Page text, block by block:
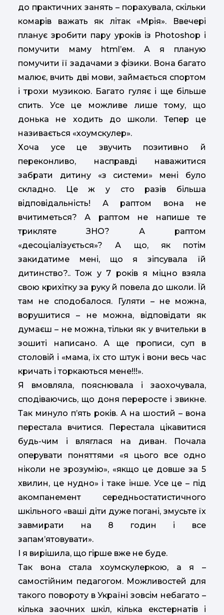
до практичних занять – порахувала, скільки
комарів важать як літак «Мрія». Ввечері
планує зробити пару уроків із Photoshop і
помучити маму html’ем. А я планую
помучити її задачами з фізики. Вона багато
малює, вчить дві мови, займається спортом
і трохи музикою. Багато гуляє і ще більше
спить. Усе це можливе лише тому, що
донька не ходить до школи. Тепер це
називається «хоумскулер».
Хоча усе це звучить позитивно й
переконливо, насправді наважитися
забрати дитину «з системи» мені було
складно. Це ж у сто разів більша
відповідальність! А раптом вона не
вчитиметься? А раптом не напише те
трикляте ЗНО? А раптом
«десоціалізується»? А що, як потім
закидатиме мені, що я зіпсувала їй
дитинство?.. Тож у 7 років я міцно взяла
свою крихітку за руку й повела до школи. Їй
там не сподобалося. Гуляти – не можна,
ворушитися – не можна, відповідати як
думаєш – не можна, тільки як у вчительки в
зошиті написано. А ще прописи, суп в
столовій і «мама, їх сто штук і вони весь час
кричать і торкаються мене!!!».
Я вмовляла, пояснювала і заохочувала,
сподіваючись, що доня переросте і звикне.
Так минуло п’ять років. А на шостий – вона
перестала вчитися. Перестала цікавитися
будь-чим і вляглася на диван. Почала
оперувати поняттями «я цього все одно
ніколи не зрозумію», «якщо це довше за 5
хвилин, це нудно» і таке інше. Усе це – під
акомпанемент середньостатистичного
шкільного «ваші діти дуже погані, змусьте їх
завмирати на 8 годин і все
запам’ятовувати».
І я вирішила, що гірше вже не буде.
Так вона стала хоумскулеркою, а я –
самостійним педагогом. Можливостей для
такого повороту в Україні зовсім небагато –
кілька заочних шкіл, кілька екстернатів і